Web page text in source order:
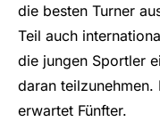
die besten Turner
Teil auch
die jungen Sportler
daran
erwartet Fünfter.